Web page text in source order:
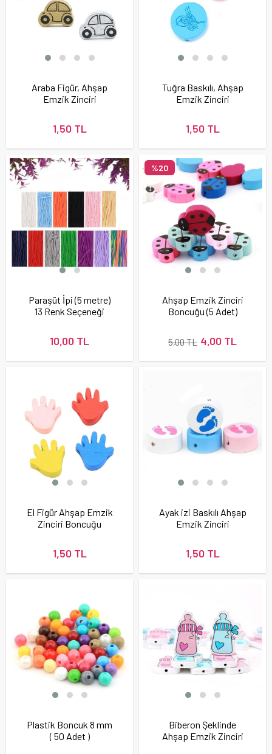
Araba Figür, Ahşap
Emzik Zinciri
1,50 TL
Tuğra Baskılı, Ahşap
Emzik Zinciri
1,50 TL
Paraşüt İpi (5 metre)
13 Renk Seçeneği
10,00 TL
Ahşap Emzik Zinciri
Boncuğu (5 Adet)
4,00 TL
5,00 TL
%20
El Figür Ahşap Emzik
Zinciri Boncuğu
1,50 TL
Ayak izi Baskılı Ahşap
Emzik Zinciri
1,50 TL
Plastik Boncuk 8 mm
( 50 Adet )
Biberon Şeklinde
Ahşap Emzik Zinciri